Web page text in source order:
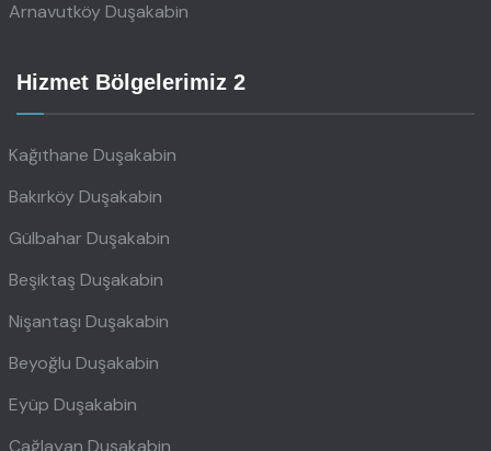
Arnavutköy Duşakabin
Hizmet Bölgelerimiz 2
Kağıthane Duşakabin
Bakırköy Duşakabin
Gülbahar Duşakabin
Beşiktaş Duşakabin
Nişantaşı Duşakabin
Beyoğlu Duşakabin
Eyüp Duşakabin
Çağlayan Duşakabin